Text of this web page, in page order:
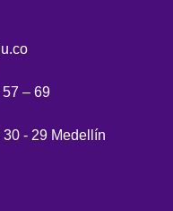
– 69
- 29 Medellín